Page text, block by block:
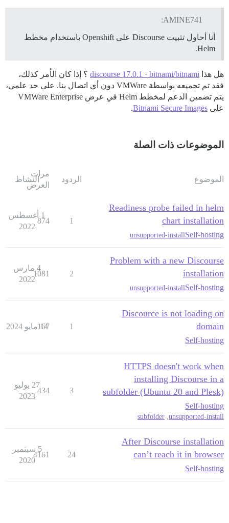
AMINE741:
أنا أحاول تثبيت Discourse على Openshift باستخدام مخطط
Helm.
هل هذا discourse 17.0.1 · bitnami/bitnami ؟ إذا كان الأمر كذلك،
فقد تم تجميعه بواسطة VMWare دون أي اتصال بنا. على حد علمي،
يتم تضمين الدعم لمخطط Helm في عرض VMWare Enterprise
على Bitnami Secure Images
.
الموضوعات ذات الصلة
الموضوع الردود
مرات
العرض
النشاط
Readiness probe failed in helm
chart installation
Self-hosting
unsupported-install
1
874
1 أغسطس
2022
Problem with a new Discourse
installation
Self-hosting
unsupported-install
2
1081
4 مارس
2022
Discource is not loading on
domain
Self-hosting
1
167
14 مايو 2024
HTTPS doesn't work when
installing Discourse in a
subfolder (Ubuntu 20 and Plesk)
Self-hosting
unsupported-install
,
subfolder
3
434
27 يوليو
2023
After Discourse installation
can’t reach it in browser
Self-hosting
24
4161
5 سبتمبر
2020